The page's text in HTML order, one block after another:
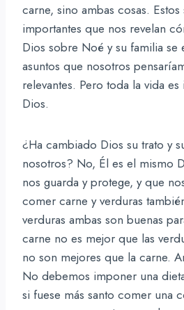
carne, sino ambas cosas.
importantes que nos revelan
Dios sobre Noé y su familia se
asuntos que nosotros
relevantes. Pero toda la vida
Dios.
¿Ha cambiado Dios su trato y
nosotros? No, Él es el mismo
nos guarda y protege, y que
comer carne y verduras
verduras ambas son buenas
carne no es mejor que las
no son mejores que la carne.
No debemos imponer una
si fuese más santo comer una